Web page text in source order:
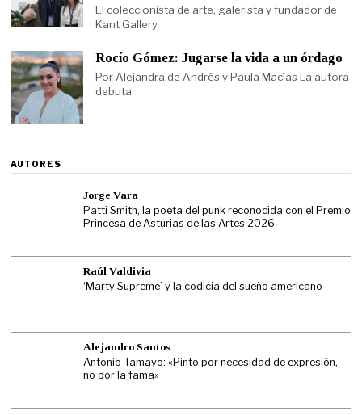
El coleccionista de arte, galerista y fundador de
Kant Gallery,
Rocío Gómez: Jugarse la vida a un órdago
Por Alejandra de Andrés y Paula Macías La autora
debuta
AUTORES
Jorge Vara
Patti Smith, la poeta del punk reconocida con el Premio
Princesa de Asturias de las Artes 2026
Raúl Valdivia
‘Marty Supreme’ y la codicia del sueño americano
Alejandro Santos
Antonio Tamayo: «Pinto por necesidad de expresión,
no por la fama»